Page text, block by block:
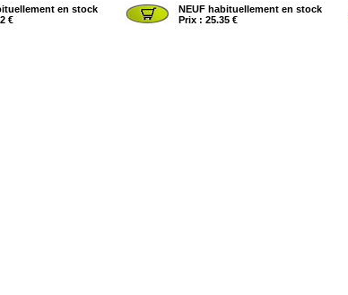
en stock
€
NEUF habituellement en stock
Prix : 25.35 €